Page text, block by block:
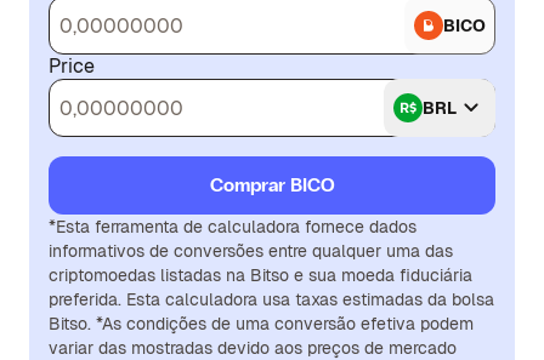
BICO
Price
BRL
Comprar BICO
*Esta ferramenta de calculadora fornece dados
informativos de conversões entre qualquer uma das
criptomoedas listadas na Bitso e sua moeda fiduciária
preferida. Esta calculadora usa taxas estimadas da bolsa
Bitso. *As condições de uma conversão efetiva podem
variar das mostradas devido aos preços de mercado